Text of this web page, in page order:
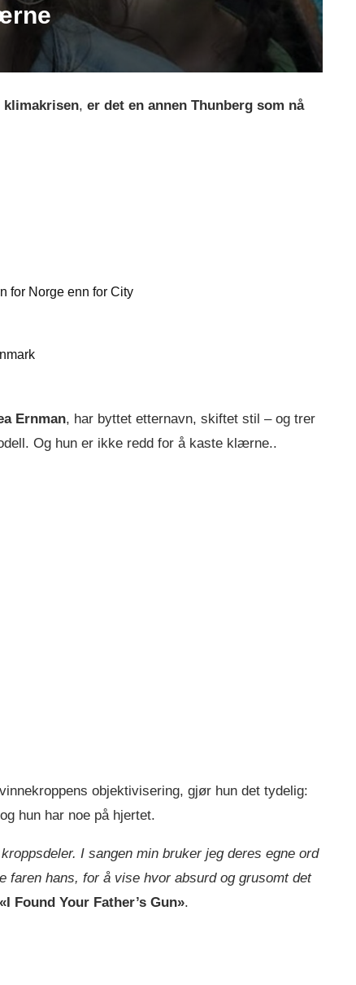
klimakrisen, er det en annen Thunberg som nå
for Norge enn for City
Ernman, har byttet etternavn, skiftet stil – og trer
Og hun er ikke redd for å kaste klærne..
objektivisering, gjør hun det tydelig:
hun har noe på hjertet.
I sangen min bruker jeg deres egne ord
faren hans, for å vise hvor absurd og grusomt det
«I Found Your Father’s Gun».